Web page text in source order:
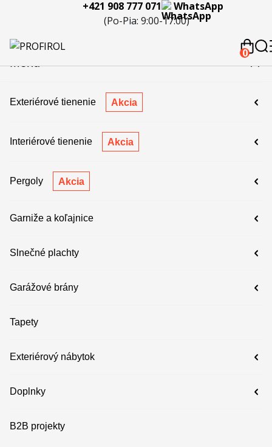
Servis a
reklamácie
KontaktyKariéraSpolupráca
777 071
+421 908 777 071
WhatsApp
(Po-Pia: 9:00-17:00)
0
Menu
Exteriérové tienenie Akcia
Interiérové tienenie Akcia
Pergoly Akcia
Garniže a koľajnice
Slnečné plachty
Garážové brány
Tapety
Exteriérový nábytok
Doplnky
B2B projekty